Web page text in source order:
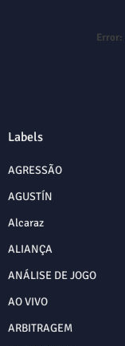
Error:
Labels
AGRESSÃO
AGUSTÍN
Alcaraz
ALIANÇA
ANÁLISE DE JOGO
AO VIVO
ARBITRAGEM